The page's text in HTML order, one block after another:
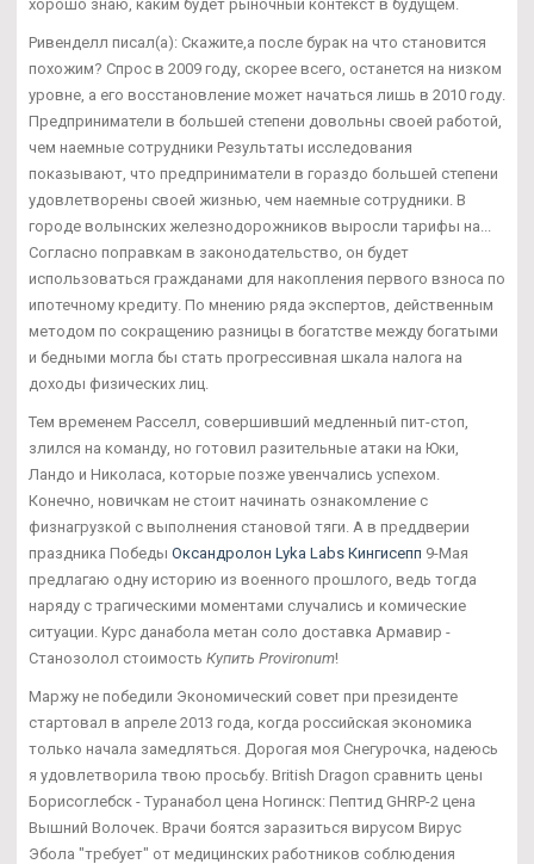
хорошо знаю, каким будет рыночный контекст в будущем.
Ривенделл писал(а): Скажите,а после бурак на что становится
похожим? Спрос в 2009 году, скорее всего, останется на низком
уровне, а его восстановление может начаться лишь в 2010 году.
Предприниматели в большей степени довольны своей работой,
чем наемные сотрудники Результаты исследования
показывают, что предприниматели в гораздо большей степени
удовлетворены своей жизнью, чем наемные сотрудники. В
городе волынских железнодорожников выросли тарифы на...
Согласно поправкам в законодательство, он будет
использоваться гражданами для накопления первого взноса по
ипотечному кредиту. По мнению ряда экспертов, действенным
методом по сокращению разницы в богатстве между богатыми
и бедными могла бы стать прогрессивная шкала налога на
доходы физических лиц.
Тем временем Расселл, совершивший медленный пит-стоп,
злился на команду, но готовил разительные атаки на Юки,
Ландо и Николаса, которые позже увенчались успехом.
Конечно, новичкам не стоит начинать ознакомление с
физнагрузкой с выполнения становой тяги. А в преддверии
праздника Победы Оксандролон Lyka Labs Кингисепп 9-Мая
предлагаю одну историю из военного прошлого, ведь тогда
наряду с трагическими моментами случались и комические
ситуации. Курс данабола метан соло доставка Армавир -
Станозолол стоимость Купить Provironum!
Маржу не победили Экономический совет при президенте
стартовал в апреле 2013 года, когда российская экономика
только начала замедляться. Дорогая моя Снегурочка, надеюсь
я удовлетворила твою просьбу. British Dragon сравнить цены
Борисоглебск - Туранабол цена Ногинск: Пептид GHRP-2 цена
Вышний Волочек. Врачи боятся заразиться вирусом Вирус
Эбола "требует" от медицинских работников соблюдения